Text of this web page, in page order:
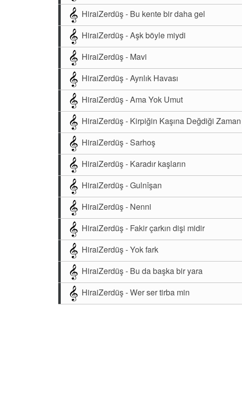
HiraiZerdüş - Bu kente bir daha gel
HiraiZerdüş - Aşk böyle miydi
HiraiZerdüş - Mavi
HiraiZerdüş - Ayrılık Havası
HiraiZerdüş - Ama Yok Umut
HiraiZerdüş - Kirpiğin Kaşına Değdiği Zaman
HiraiZerdüş - Sarhoş
HiraiZerdüş - Karadır kaşların
HiraiZerdüş - Gulnîşan
HiraiZerdüş - Nenni
HiraiZerdüş - Fakir çarkın dişi midir
HiraiZerdüş - Yok fark
HiraiZerdüş - Bu da başka bir yara
HiraiZerdüş - Wer ser tirba min